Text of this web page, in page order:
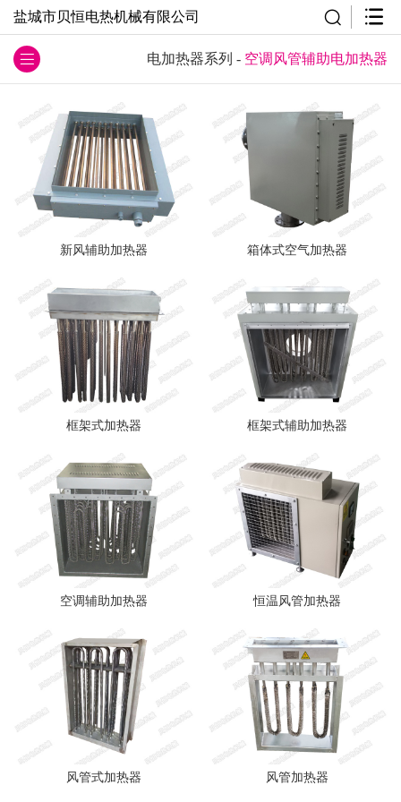
盐城市贝恒电热机械有限公司
电加热器系列 - 空调风管辅助电加热器
新风辅助加热器 箱体式空气加热器
框架式加热器 框架式辅助加热器
空调辅助加热器 恒温风管加热器
风管式加热器 风管加热器